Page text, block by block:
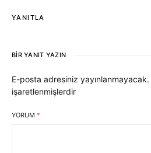
YANITLA
BIR YANIT YAZIN
E-posta adresiniz yayınlanmayacak.
işaretlenmişlerdir
YORUM *